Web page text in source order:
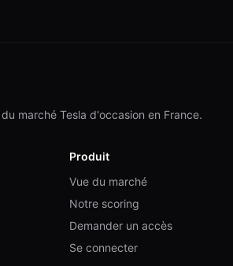
marché Tesla d'occasion en France.
Produit
Vue du marché
Notre scoring
Demander un accès
Se connecter